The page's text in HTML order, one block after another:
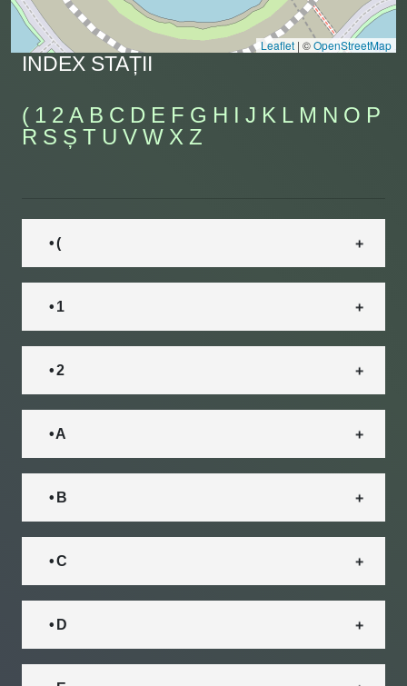
Leaflet | ©OpenStreetMap
INDEX STAȚII
( 1 2 A B C D E F G H I J K L M N O P
R S Ș T U V W X Z
• (
• 1
• 2
• A
• B
• C
• D